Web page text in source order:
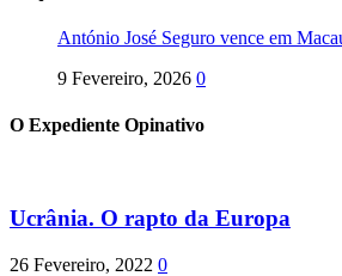
António José Seguro vence em
9 Fevereiro, 2026 0
O Expediente Opinativo
Ucrânia. O rapto da Europa
26 Fevereiro, 2022 0